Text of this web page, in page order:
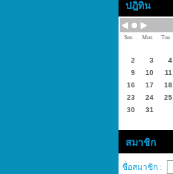
ปฎิทิน
Sun Mon Tue
2
3 4
9
10 11
16
17 18
23
24 25
30
31
สมาชิก
ชื่อสมาชิก :